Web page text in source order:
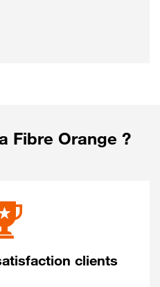
Fibre Orange ?
clients